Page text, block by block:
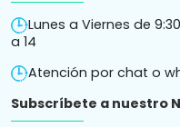
Lunes a Viernes de
a 14
Atención por chat o
Subscríbete a nuestro